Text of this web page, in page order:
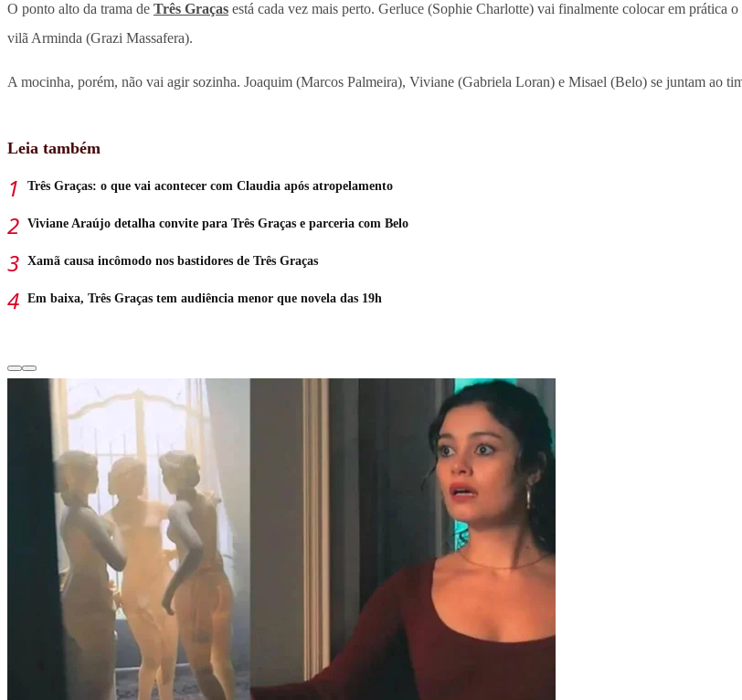
O ponto alto da trama de Três Graças está cada vez mais perto. Gerluce (Sophie Charlotte) vai finalmente colocar em prática
vilã Arminda (Grazi Massafera).
A mocinha, porém, não vai agir sozinha. Joaquim (Marcos Palmeira), Viviane (Gabriela Loran) e Misael (Belo) se juntam ao
Leia também
Três Graças: o que vai acontecer com Claudia após atropelamento
Viviane Araújo detalha convite para Três Graças e parceria com Belo
Xamã causa incômodo nos bastidores de Três Graças
Em baixa, Três Graças tem audiência menor que novela das 19h